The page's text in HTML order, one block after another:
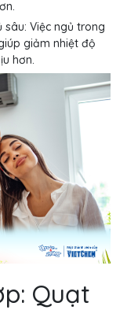
Việc ngủ trong
giảm nhiệt độ
hơn.
Quạt